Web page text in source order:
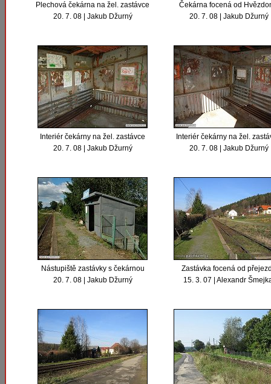
Plechová čekárna na žel. zastávce
20. 7. 08 | Jakub Džurný
Čekárna focená od
20. 7. 08 | Jakub Džurný
Interiér čekárny na žel. zastávce
20. 7. 08 | Jakub Džurný
Interiér čekárny na žel.
20. 7. 08 | Jakub Džurný
Nástupiště zastávky s čekárnou
20. 7. 08 | Jakub Džurný
Zastávka focená od
15. 3. 07 | Alexandr